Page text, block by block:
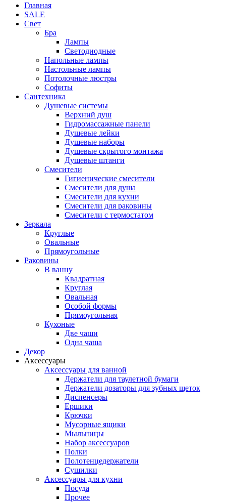
Главная
SALE
Свет
Бра
Лампы
Светодиодные
Напольные лампы
Настольные лампы
Потолочные люстры
Софиты
Сантехника
Душевые системы
Верхний душ
Гидромассажные панели
Душевые лейки
Душевые наборы
Душевые скрытого монтажа
Душевые штанги
Смесители
Гигиенические смесители
Смесители для душа
Смесители для кухни
Смесители для раковины
Смесители с термостатом
Зеркала
Круглые
Овальные
Прямоугольные
Раковины
В ванну
Квадратная
Круглая
Овальная
Особой формы
Прямоугольная
Кухоные
Две чаши
Одна чаша
Декор
Аксессуары
Аксессуары для ванной
Держатели для таулетной бумаги
Держатели дозаторы для зубных щеток
Диспенсеры
Ершики
Крючки
Мусорные ящики
Мыльницы
Набор аксессуаров
Полки
Полотенцедержатели
Сушилки
Аксессуары для кухни
Посуда
Прочее